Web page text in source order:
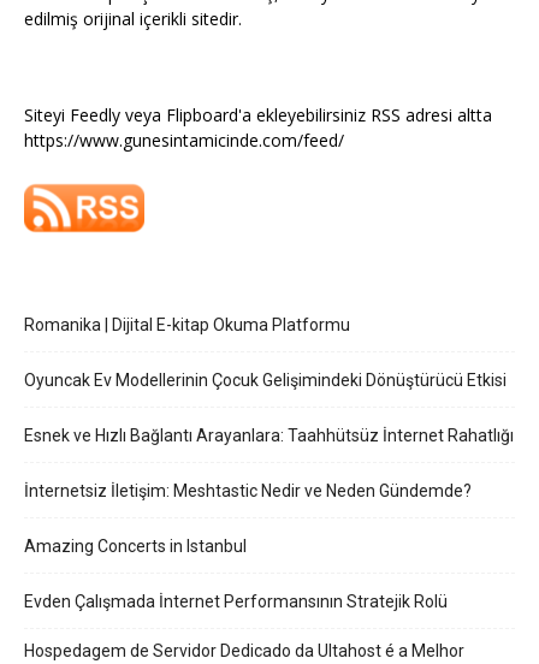
edilmiş orijinal içerikli sitedir.
Siteyi Feedly veya Flipboard'a ekleyebilirsiniz RSS adresi altta
https://www.gunesintamicinde.com/feed/
Romanika | Dijital E-kitap Okuma Platformu
Oyuncak Ev Modellerinin Çocuk Gelişimindeki Dönüştürücü Etkisi
Esnek ve Hızlı Bağlantı Arayanlara: Taahhütsüz İnternet Rahatlığı
İnternetsiz İletişim: Meshtastic Nedir ve Neden Gündemde?
Amazing Concerts in Istanbul
Evden Çalışmada İnternet Performansının Stratejik Rolü
Hospedagem de Servidor Dedicado da Ultahost é a Melhor